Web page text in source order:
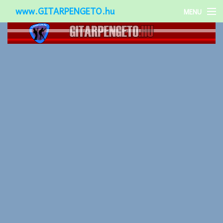
www.GITARPENGETO.hu MENU
Népszerű-